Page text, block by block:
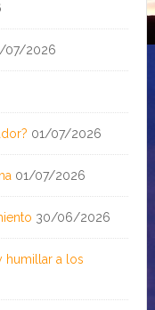
07/2026
01/07/2026
01/07/2026
30/06/2026
humillar a los